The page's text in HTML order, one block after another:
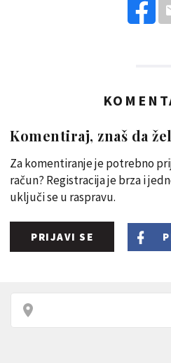
Komentiraj, znaš da
Za komentiranje je potrebno
račun? Registracija je brza i
uključi se u raspravu.
PRIJAVI SE